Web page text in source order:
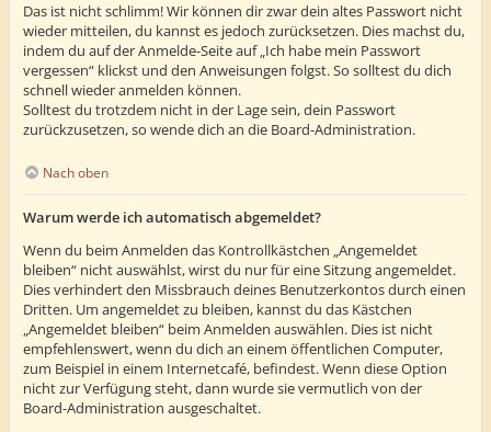
Das ist nicht schlimm! Wir können dir zwar dein altes Passwort nicht
wieder mitteilen, du kannst es jedoch zurücksetzen. Dies machst du,
indem du auf der Anmelde-Seite auf „Ich habe mein Passwort
vergessen“ klickst und den Anweisungen folgst. So solltest du dich
schnell wieder anmelden können.
Solltest du trotzdem nicht in der Lage sein, dein Passwort
zurückzusetzen, so wende dich an die Board-Administration.
Nach oben
Warum werde ich automatisch abgemeldet?
Wenn du beim Anmelden das Kontrollkästchen „Angemeldet
bleiben“ nicht auswählst, wirst du nur für eine Sitzung angemeldet.
Dies verhindert den Missbrauch deines Benutzerkontos durch einen
Dritten. Um angemeldet zu bleiben, kannst du das Kästchen
„Angemeldet bleiben“ beim Anmelden auswählen. Dies ist nicht
empfehlenswert, wenn du dich an einem öffentlichen Computer,
zum Beispiel in einem Internetcafé, befindest. Wenn diese Option
nicht zur Verfügung steht, dann wurde sie vermutlich von der
Board-Administration ausgeschaltet.